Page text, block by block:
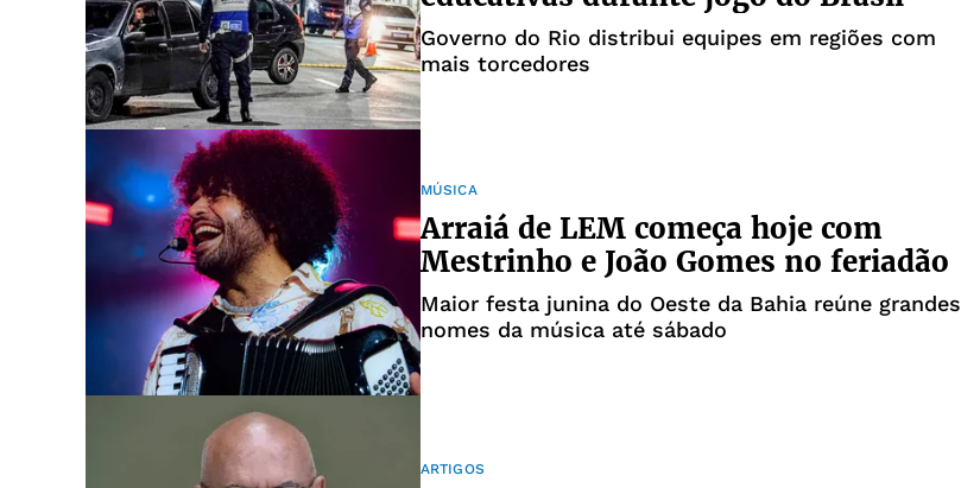
Governo do Rio distribui equipes em regiões com
mais torcedores
MÚSICA
Arraiá de LEM começa hoje com
Mestrinho e João Gomes no feriadão
Maior festa junina do Oeste da Bahia reúne grandes
nomes da música até sábado
ARTIGOS